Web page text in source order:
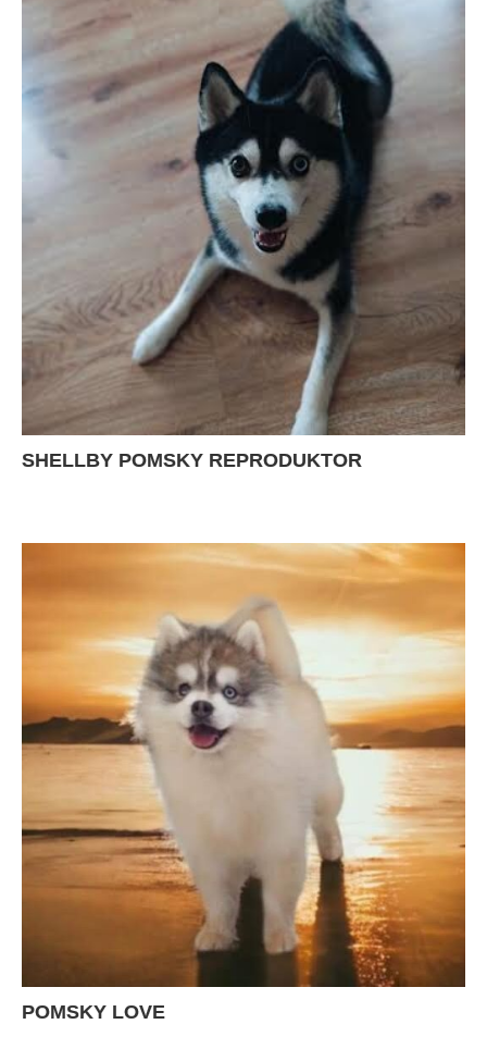
SHELLBY POMSKY REPRODUKTOR
POMSKY LOVE